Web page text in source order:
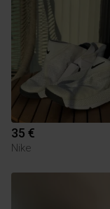
35 €
Nike